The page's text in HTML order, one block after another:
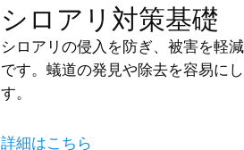
シロアリ対策基礎
シロアリの侵入を防ぎ、被害を軽
です。蟻道の発見や除去を容易に
す。
詳細はこちら